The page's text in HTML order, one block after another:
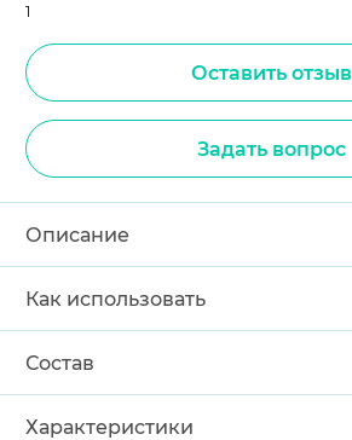
1
Оставить отзыв
Задать вопрос
Описание
Как использовать
Состав
Характеристики